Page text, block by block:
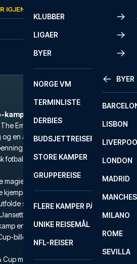
IGJEN
KLUBBER
LIGAER
BYER
BYER
LISBON
LONDON
MADRID
MILANO
ROME
SEVILLA
NORGE VM
TERMINLISTE
DERBIES
BUDSJETTREISER
STORE KAMPER
GRUPPEREISE
FLERE KAMPER PÅ ÉN REISE
UNIKE REISEMÅL
NFL-REISER
kamper
Emirates FA Cup, er verdens eldste
en av de mest prestisjefylte. Den byr
tradisjon og overraskelser, hvor
fotball kjemper om det ikoniske trofeet.
magien på Wembley Stadium, når de
kjemper om æren? Eller kanskje du vil
seg, når et lite lag utfordrer en
hva du foretrekker, er en
en uforglemmelig opplevelse. Skaff
billettene her på siden.
med billetter, utvalgte hoteller og